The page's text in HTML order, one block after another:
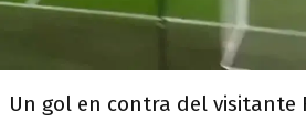
Un gol en contra del visitante